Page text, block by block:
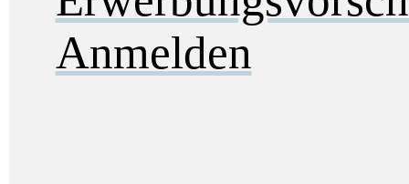
Anmelden